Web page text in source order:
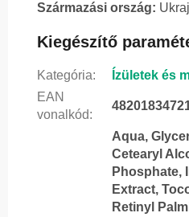
Származási ország:
Kiegészítő
Kategória:
Ízületek és
EAN
vonalkód:
Aqua,
Cetearyl
Phosphate,
Extract,
Retinyl